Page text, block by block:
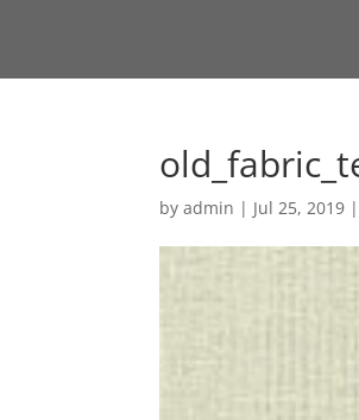
byadmin | Jul 25, 2019